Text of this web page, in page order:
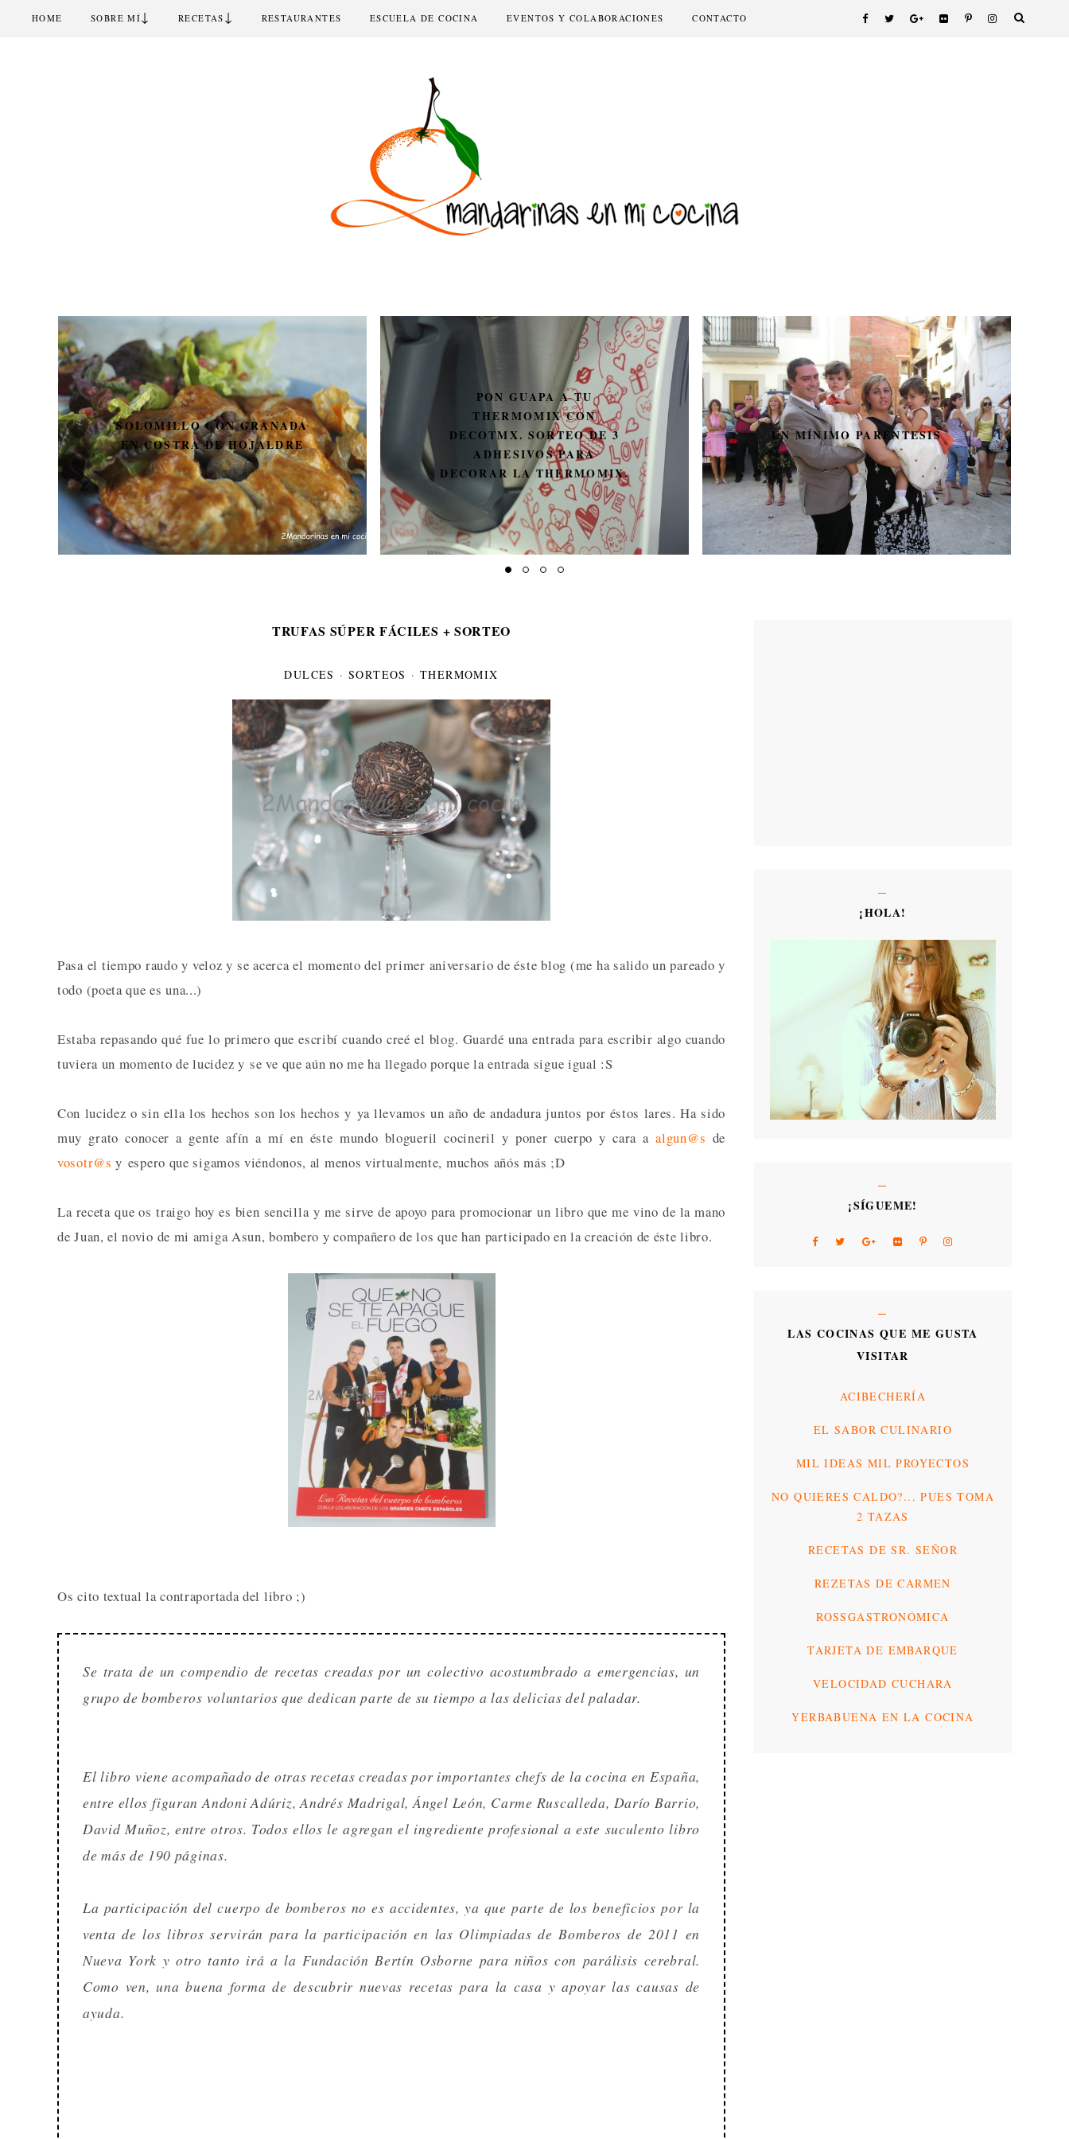
HOME SOBRE MÍ↓ RECETAS ↓ RESTAURANTES ESCUELA DE COCINA EVENTOS Y COLABORACIONES CONTACTO
SOLOMILLO CON GRANADA
EN COSTRA DE HOJALDRE
PON GUAPA A TU
THERMOMIX CON
DECOTMX. SORTEO DE 3
ADHESIVOS PARA
DECORAR LA THERMOMIX.
UN MÍNIMO PARÉNTESIS
TRUFAS SÚPER FÁCILES + SORTEO
DULCES · SORTEOS · THERMOMIX
Pasa el tiempo raudo y veloz y se acerca el momento del primer aniversario de éste blog (me ha salido un pareado y
todo (poeta que es una...)
Estaba repasando qué fue lo primero que escribí cuando creé el blog. Guardé una entrada para escribir algo cuando
tuviera un momento de lucidez y se ve que aún no me ha llegado porque la entrada sigue igual :S
Con lucidez o sin ella los hechos son los hechos y ya llevamos un año de andadura juntos por éstos lares. Ha sido
muy grato conocer a gente afín a mí en éste mundo blogueril cocineril y poner cuerpo y cara aalgun@s de
vosotr@s y espero que sigamos viéndonos, al menos virtualmente, muchos añós más ;D
La receta que os traigo hoy es bien sencilla y me sirve de apoyo para promocionar un libro que me vino de la mano
de Juan, el novio de mi amiga Asun, bombero y compañero de los que han participado en la creación de éste libro.
Os cito textual la contraportada del libro ;)
Se trata de un compendio de recetas creadas por un colectivo acostumbrado a emergencias, un
grupo de bomberos voluntarios que dedican parte de su tiempo a las delicias del paladar.
El libro viene acompañado de otras recetas creadas por importantes chefs de la cocina en España,
entre ellos figuran Andoni Adúriz, Andrés Madrigal, Ángel León, Carme Ruscalleda, Darío Barrio,
David Muñoz, entre otros. Todos ellos le agregan el ingrediente profesional a este suculento libro
de más de 190 páginas.
La participación del cuerpo de bomberos no es accidentes, ya que parte de los beneficios por la
venta de los libros servirán para la participación en las Olimpiadas de Bomberos de 2011 en
Nueva York y otro tanto irá a la Fundación Bertín Osborne para niños con parálisis cerebral.
Como ven, una buena forma de descubrir nuevas recetas para la casa y apoyar las causas de
ayuda.
¡HOLA!
¡SÍGUEME!
LAS COCINAS QUE ME GUSTA
VISITAR
ACIBECHERÍA
EL SABOR CULINARIO
MIL IDEAS MIL PROYECTOS
NO QUIERES CALDO?... PUES TOMA
2 TAZAS
RECETAS DE SR. SEÑOR
REZETAS DE CARMEN
ROSSGASTRONÓMICA
TARJETA DE EMBARQUE
VELOCIDAD CUCHARA
YERBABUENA EN LA COCINA